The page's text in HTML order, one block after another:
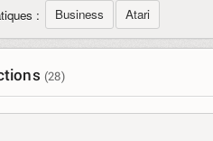
: Business Atari
(28)